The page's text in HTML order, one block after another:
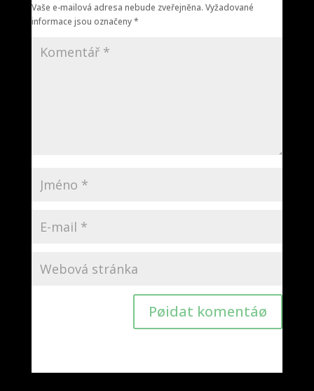
Vaše e-mailová adresa nebude zveřejněna. Vyžadované
informace jsou označeny*
Pøidat komentáø